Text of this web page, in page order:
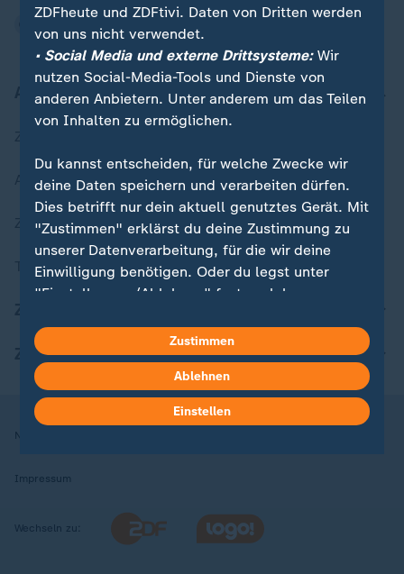
Aktuell bei ZDFheute
Aktuelle Sendungs-Videos
ZDFheute Stories
Themen im Überblick
ZDFheute Apps
Nutzungsbedingungen
Impressum
Wechseln zu:
ZDFheute und ZDFtivi. Daten von Dritten werden
von uns nicht verwendet.
• Social Media und externe Drittsysteme:Wir
nutzen Social-Media-Tools und Dienste von
anderen Anbietern. Unter anderem um das Teilen
von Inhalten zu ermöglichen.
Du kannst entscheiden, für welche Zwecke wir
deine Daten speichern und verarbeiten dürfen.
Dies betrifft nur dein aktuell genutztes Gerät. Mit
"Zustimmen" erklärst du deine Zustimmung zu
unserer Datenverarbeitung, für die wir deine
Einwilligung benötigen. Oder du legst unter
"Einstellungen/Ablehnen" fest, welchen
welchen nicht. Deine Datenschutzeinstellungen
kannst du jederzeit mit Wirkung für die Zukunft
in deinen Einstellungen widerrufen oder ändern.
Hier findest du das Impressum.
Zustimmen
Ablehnen
Einstellen